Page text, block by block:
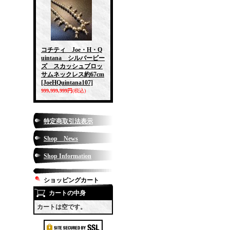
コチティ Joe・H・Q
uintana シルバービー
ズ スカッシュブロッ
サムネックレス約67cm
[JoeHQuintana107]
999,999,999円(税込)
特定商取引法表示
Shop News
Shop Information
ショッピングカート
カートの中身
カートは空です。